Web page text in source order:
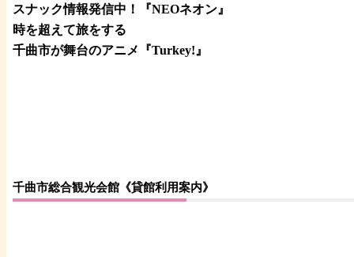
スナック情報発信中！『NEOネオン』
時を超えて旅をする
千曲市が舞台のアニメ『Turkey!』
千曲市総合観光会館《貸館利用案内》